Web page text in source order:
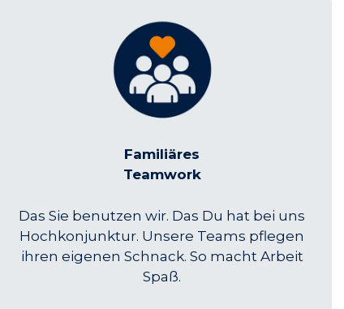
Familiäres
Teamwork
Das Sie benutzen wir. Das Du hat bei uns
Hochkonjunktur. Unsere Teams pflegen
ihren eigenen Schnack. So macht Arbeit
Spaß.